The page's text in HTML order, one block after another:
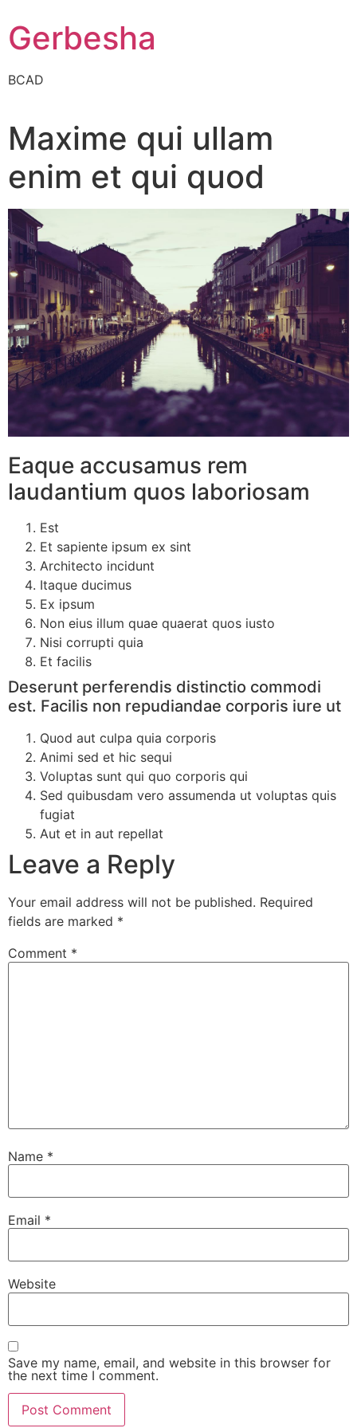
Gerbesha
BCAD
Maxime qui ullam
enim et qui quod
Eaque accusamus rem
laudantium quos laboriosam
Est
Et sapiente ipsum ex sint
Architecto incidunt
Itaque ducimus
Ex ipsum
Non eius illum quae quaerat quos iusto
Nisi corrupti quia
Et facilis
Deserunt perferendis distinctio commodi
est. Facilis non repudiandae corporis iure ut
Quod aut culpa quia corporis
Animi sed et hic sequi
Voluptas sunt qui quo corporis qui
Sed quibusdam vero assumenda ut voluptas quis
fugiat
Aut et in aut repellat
Leave a Reply
Your email address will not be published. Required
fields are marked *
Comment *
Name *
Email *
Website
Save my name, email, and website in this browser for
the next time I comment.